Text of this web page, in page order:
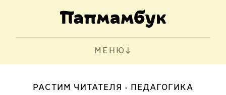
МЕНЮ
РАСТИМ ЧИТАТЕЛЯ ПЕДАГОГИКА